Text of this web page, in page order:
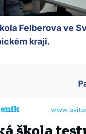
Felberova ve
kraji.